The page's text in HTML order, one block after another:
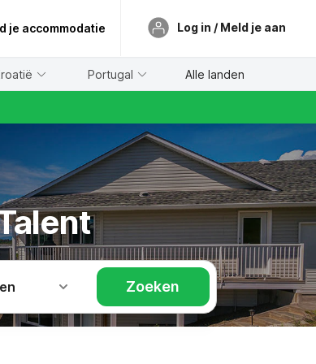
je accommodatie Log in / Meld je aan
Portugal Alle landen
Zoeken